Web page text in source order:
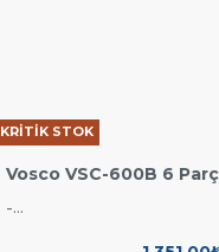
KRİTİK STOK
Vosco VSC-600B 6
-...